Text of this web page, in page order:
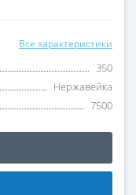
Все характеристики
350
Нержавейка
7500